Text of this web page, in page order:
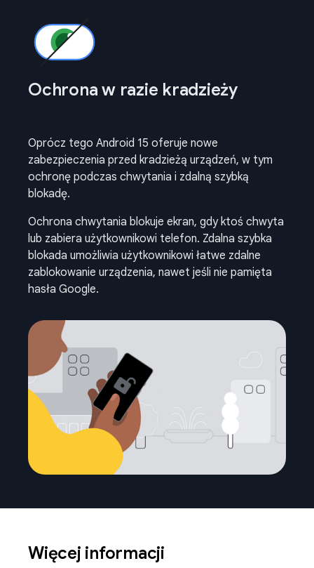
Ochrona w razie kradzieży
Oprócz tego Android 15 oferuje nowe
zabezpieczenia przed kradzieżą urządzeń, w tym
ochronę podczas chwytania i zdalną szybką
blokadę.
Ochrona chwytania blokuje ekran, gdy ktoś chwyta
lub zabiera użytkownikowi telefon. Zdalna szybka
blokada umożliwia użytkownikowi łatwe zdalne
zablokowanie urządzenia, nawet jeśli nie pamięta
hasła Google.
Więcej informacji